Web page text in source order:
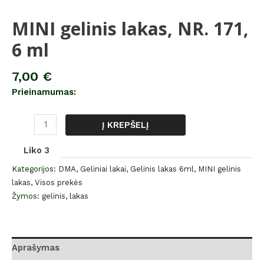
MINI gelinis lakas, NR. 171,
6 ml
7,00 €
Prieinamumas:
Į KREPŠELĮ
Liko 3
Kategorijos: DMA, Geliniai lakai, Gelinis lakas 6ml , MINI gelinis
lakas, Visos prekės
Žymos: gelinis, lakas
Aprašymas